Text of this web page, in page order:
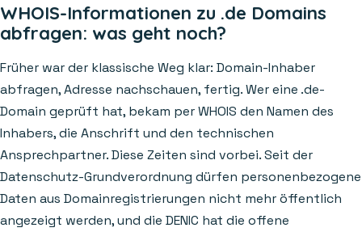
WHOIS-Informationen zu .de Domains
abfragen: was geht noch?
Früher war der klassische Weg klar: Domain-Inhaber
abfragen, Adresse nachschauen, fertig. Wer eine .de-
Domain geprüft hat, bekam per WHOIS den Namen des
Inhabers, die Anschrift und den technischen
Ansprechpartner. Diese Zeiten sind vorbei. Seit der
Datenschutz-Grundverordnung dürfen personenbezogene
Daten aus Domainregistrierungen nicht mehr öffentlich
angezeigt werden, und die DENIC hat die offene